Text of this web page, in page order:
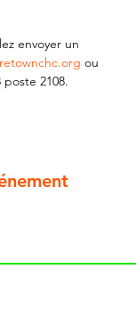
envoyer un
ou
poste 2108.